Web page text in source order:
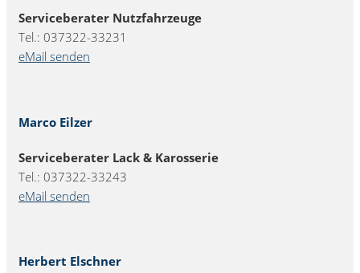
Serviceberater Nutzfahrzeuge
Tel.: 037322-33231
eMail senden
Marco Eilzer
Serviceberater Lack & Karosserie
Tel.: 037322-33243
eMail senden
Herbert Elschner